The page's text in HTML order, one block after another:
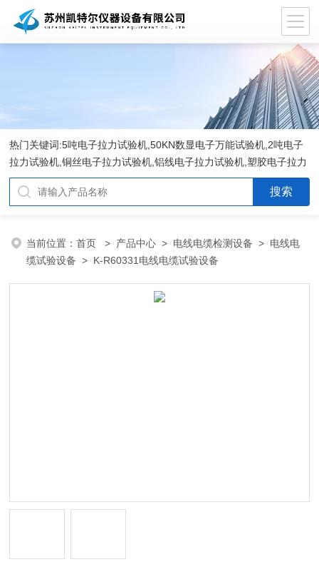
热门关键词:5吨电子拉力试验机,50KN数显电子万能试验机,2吨电子
拉力试验机,铜丝电子拉力试验机,铝线电子拉力试验机,塑胶电子拉力
试验机.
当前位置：首页 > 产品中心 > 电线电缆检测设备 > 电线电
缆试验设备 > K-R60331电线电缆试验设备